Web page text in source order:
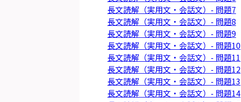
長文読解（実用文・会話文）- 問題7
長文読解（実用文・会話文）- 問題8
長文読解（実用文・会話文）- 問題9
長文読解（実用文・会話文）- 問題10
長文読解（実用文・会話文）- 問題11
長文読解（実用文・会話文）- 問題12
長文読解（実用文・会話文）- 問題13
長文読解（実用文・会話文）- 問題14